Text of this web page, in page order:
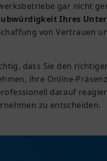
gar nicht
Ihres
von Vertrauen
dass Sie den
ihre Online-
darauf
zu entscheiden.